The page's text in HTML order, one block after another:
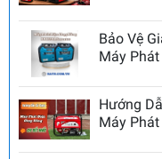
Bảo Vệ
Máy
Hướng
Máy